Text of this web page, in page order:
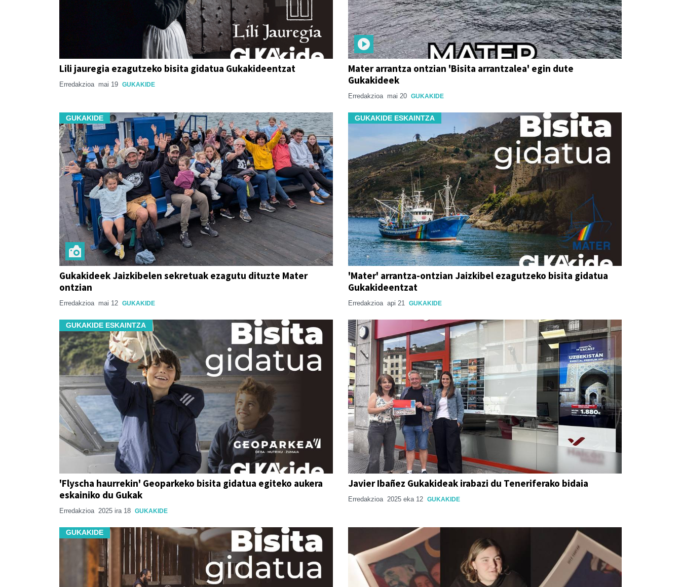
Lili jauregia ezagutzeko bisita gidatua Gukakideentzat
Erredakzioa mai 19 GUKAKIDE
Mater arrantza ontzian 'Bisita arrantzalea' egin dute
Gukakideek
Erredakzioa mai 20 GUKAKIDE
GUKAKIDE
Gukakideek Jaizkibelen sekretuak ezagutu dituzte Mater
ontzian
Erredakzioa mai 12 GUKAKIDE
GUKAKIDE ESKAINTZA
'Mater' arrantza-ontzian Jaizkibel ezagutzeko bisita gidatua
Gukakideentzat
Erredakzioa api 21 GUKAKIDE
GUKAKIDE ESKAINTZA
'Flyscha haurrekin' Geoparkeko bisita gidatua egiteko aukera
eskainiko du Gukak
Erredakzioa 2025 ira 18 GUKAKIDE
Javier Ibañez Gukakideak irabazi du Teneriferako bidaia
Erredakzioa 2025 eka 12 GUKAKIDE
GUKAKIDE